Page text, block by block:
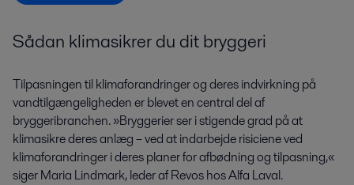
Sådan klimasikrer du dit bryggeri
Tilpasningen til klimaforandringer og deres indvirkning på
vandtilgængeligheden er blevet en central del af
bryggeribranchen. »Bryggerier ser i stigende grad på at
klimasikre deres anlæg – ved at indarbejde risiciene ved
klimaforandringer i deres planer for afbødning og tilpasning,«
siger Maria Lindmark, leder af Revos hos Alfa Laval.